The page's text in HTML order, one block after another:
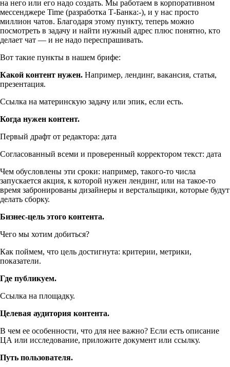
на него или его надо создать. Мы работаем в корпоративном
мессенджере Time (разработка Т-Банка:-), и у нас просто
миллион чатов. Благодаря этому пункту, теперь можно
посмотреть в задачу и найти нужный адрес плюс понятно, кто
делает чат — и не надо переспрашивать.
Вот такие пункты в нашем брифе:
Какой контент нужен. Например, лендинг, вакансия, статья,
презентация.
Ссылка на материнскую задачу или эпик, если есть.
Когда нужен контент.
Первый драфт от редактора: дата
Согласованный всеми и проверенный корректором текст: дата
Чем обусловлены эти сроки: например, такого-то числа
запускается акция, к которой нужен лендинг, или на такое-то
время забронированы дизайнеры и верстальщики, которые будут
делать сборку.
Бизнес-цель этого контента.
Чего мы хотим добиться?
Как поймем, что цель достигнута: критерии, метрики,
показатели.
Где публикуем.
Ссылка на площадку.
Целевая аудитория контента.
В чем ее особенности, что для нее важно? Если есть описание
ЦА или исследование, приложите документ или ссылку.
Путь пользователя.